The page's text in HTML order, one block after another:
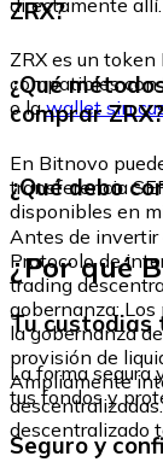
ZRX?
ZRX es un token
compatibles con
o lawallet sin
¿Qué
comprar ZRX?
En Bitnovo
transferencia
disponibles en
¿Qué debo
Antes de invertir
Protocolo de
trading
gobernanza: Los
la gobernanza
provisión de
Ampliamente
descentralizado
¿Por qué
Tu custodias
La forma
tus fondos y
Seguro y